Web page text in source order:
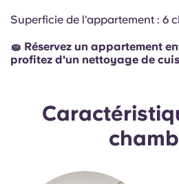
Superficie de l'appartement : 6
🧽 Réservez un appartement
profitez d'un nettoyage de